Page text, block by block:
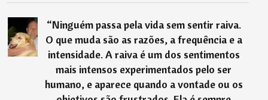
“Ninguém passa pela vida sem sentir raiva.
O que muda são as razões, a frequência e a
intensidade. A raiva é um dos sentimentos
mais intensos experimentados pelo ser
humano, e aparece quando a vontade ou os